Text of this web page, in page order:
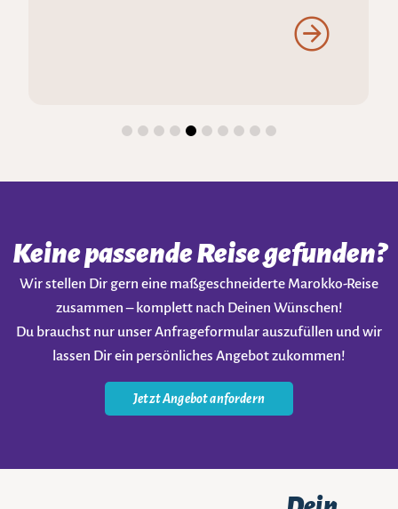
Keine passende Reise gefunden?
Wir stellen Dir gern eine maßgeschneiderte Marokko-Reise
zusammen – komplett nach Deinen Wünschen!
Du brauchst nur unser Anfrageformular auszufüllen und wir
lassen Dir ein persönliches Angebot zukommen!
Jetzt Angebot anfordern